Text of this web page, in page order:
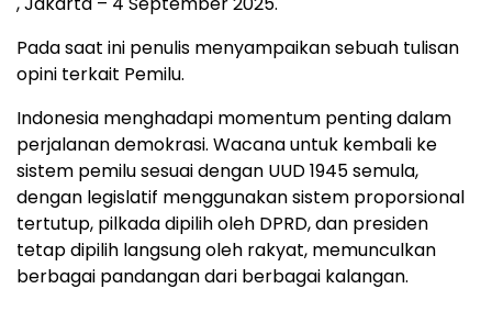
Pada saat ini penulis menyampaikan sebuah tulisan
opini terkait Pemilu.
Indonesia menghadapi momentum penting dalam
perjalanan demokrasi. Wacana untuk kembali ke
sistem pemilu sesuai dengan UUD 1945 semula,
dengan legislatif menggunakan sistem proporsional
tertutup, pilkada dipilih oleh DPRD, dan presiden
tetap dipilih langsung oleh rakyat, memunculkan
berbagai pandangan dari berbagai kalangan.